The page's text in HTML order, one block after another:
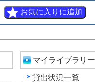
マイライブラリー
貸出状況一覧